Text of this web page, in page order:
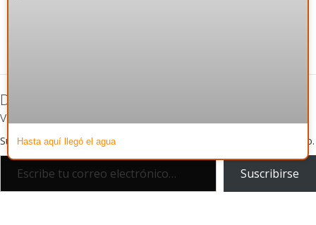
Hasta aquí llegó el agua
Descubre más desde 1Q48 Fotografía para
valientes por Canutosson.
Suscríbete y recibe las últimas entradas en tu correo electrónico.
Suscribirse